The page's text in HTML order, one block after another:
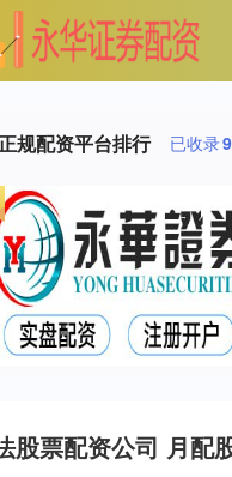
规配资平台排行 已收录
股票配资公司 月配